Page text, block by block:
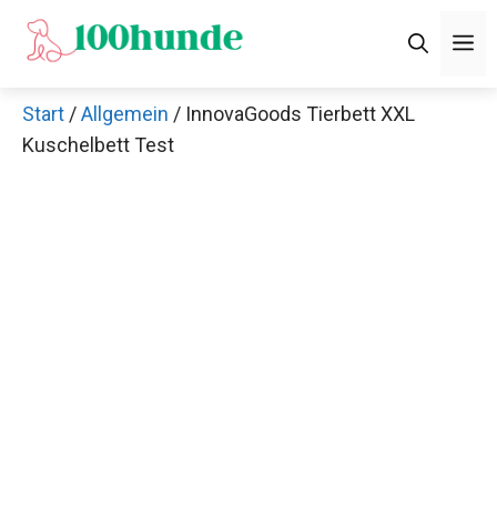
Zum
Inhalt
Start /Allgemein / InnovaGoods Tierbett XXL
Kuschelbett Test